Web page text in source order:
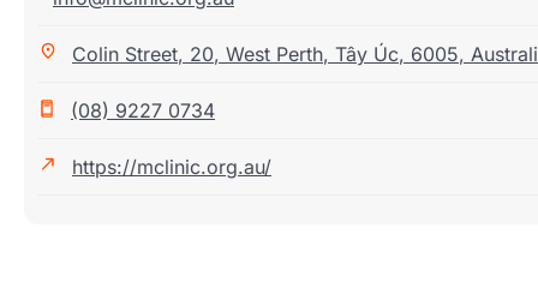
Colin Street, 20, West Perth, Tây Úc, 6005,
(08) 9227 0734
https://mclinic.org.au/